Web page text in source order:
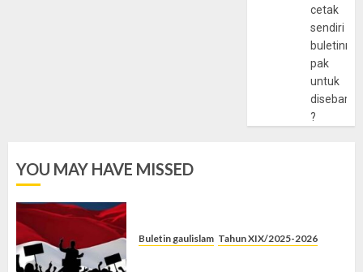
cetak
sendiri
pak
untuk
?
YOU MAY HAVE MISSED
Buletin gaulislam Tahun XIX/2025-2026